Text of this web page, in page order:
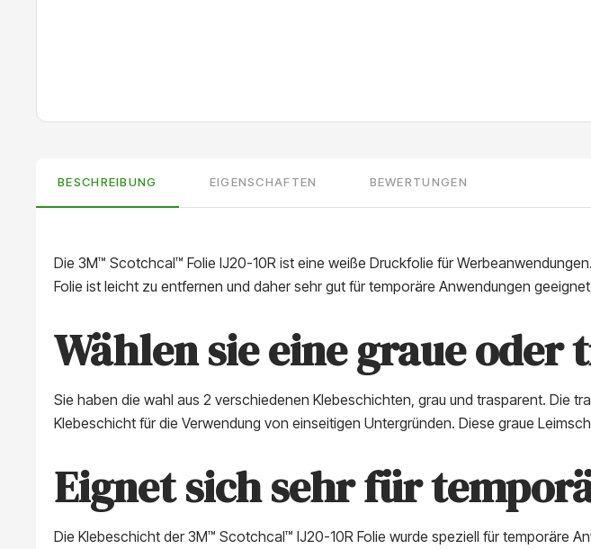
BESCHREIBUNG EIGENSCHAFTEN BEWERTUNGEN
Die 3M™ Scotchcal™ Folie IJ20-10R ist eine weiße Druckfolie für
Folie ist leicht zu entfernen und daher sehr gut für temporäre Anwendungen
Wählen sie eine graue
Sie haben die wahl aus 2 verschiedenen Klebeschichten, grau und trasparent. Die
Klebeschicht für die Verwendung von einseitigen Untergründen. Diese graue
Eignet sich sehr für
Die Klebeschicht der 3M™ Scotchcal™ IJ20-10R Folie wurde speziell für temporäre